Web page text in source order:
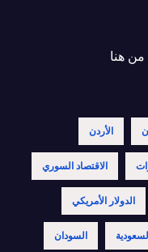
من هنا
الأردن
الاقتصاد السوري
الدولار الأمريكي
السعودية السودان